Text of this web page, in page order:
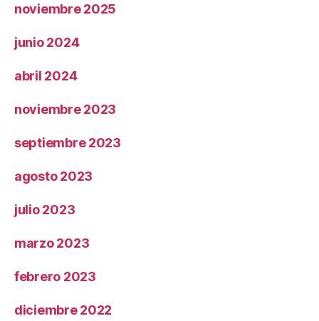
noviembre 2025
junio 2024
abril 2024
noviembre 2023
septiembre 2023
agosto 2023
julio 2023
marzo 2023
febrero 2023
diciembre 2022